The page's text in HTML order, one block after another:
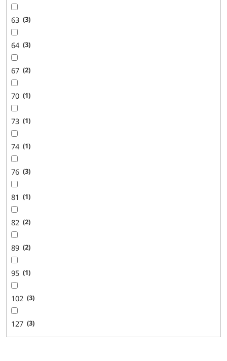
63 3
64 3
67 2
70 1
73 1
74 1
76 3
81 1
82 2
89 2
95 1
102 3
127 3